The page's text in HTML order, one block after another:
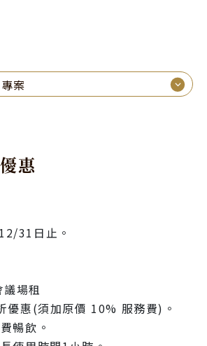
案 ⌵
惠
31日止。
場租
優惠(須加原價 10% 服務費)。
暢飲。